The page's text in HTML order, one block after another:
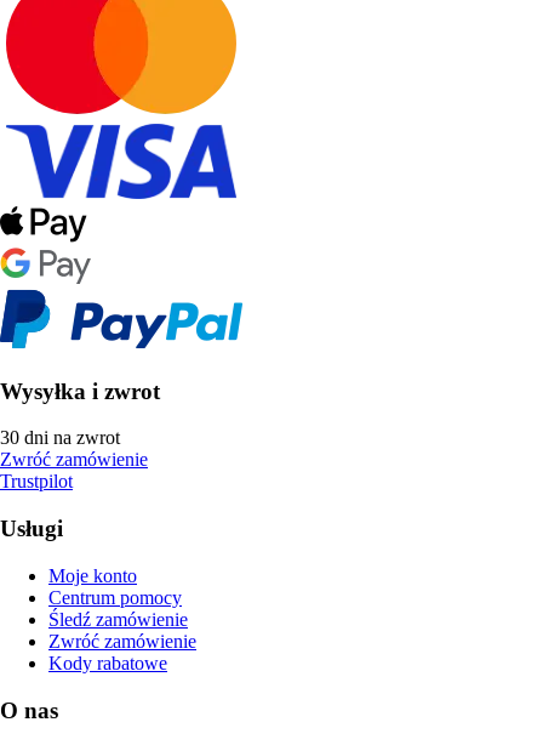
Wysyłka i zwrot
30 dni na zwrot
Zwróć zamówienie
Trustpilot
Usługi
Moje konto
Centrum pomocy
Śledź zamówienie
Zwróć zamówienie
Kody rabatowe
O nas